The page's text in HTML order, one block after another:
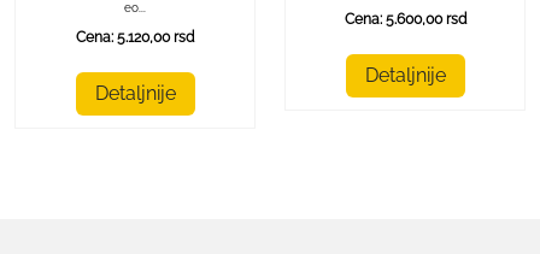
eo...
Cena: 5.120,00 rsd
Detaljnije
Cena: 5.600,00 rsd
Detaljnije